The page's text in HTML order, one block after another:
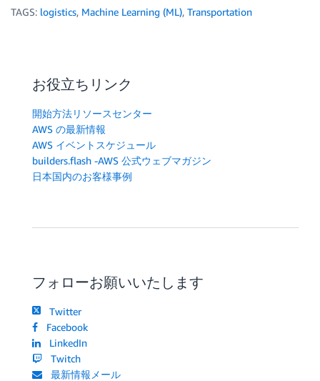
TAGS: logistics, Machine Learning (ML), Transportation
お役立ちリンク
開始方法リソースセンター
AWS の最新情報
AWS イベントスケジュール
builders.flash -AWS 公式ウェブマガジン
日本国内のお客様事例
フォローお願いいたします
Twitter
Facebook
LinkedIn
Twitch
最新情報メール